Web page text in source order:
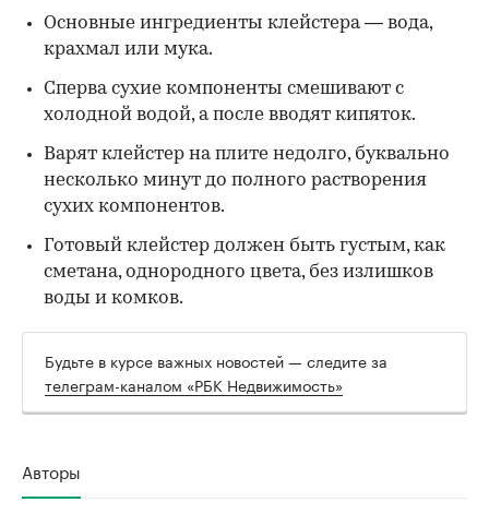
Основные ингредиенты клейстера — вода,
крахмал или мука.
Сперва сухие компоненты смешивают с
холодной водой, а после вводят кипяток.
Варят клейстер на плите недолго, буквально
несколько минут до полного растворения
сухих компонентов.
Готовый клейстер должен быть густым, как
сметана, однородного цвета, без излишков
воды и комков.
Будьте в курсе важных новостей — следите за
телеграм-каналом «РБК Недвижимость»
Авторы